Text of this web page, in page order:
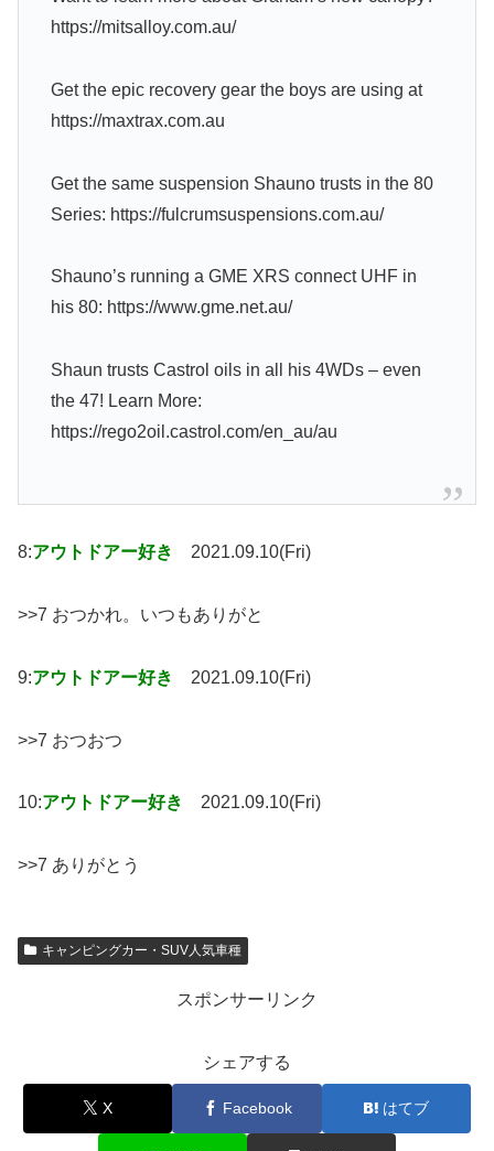
https://mitsalloy.com.au/
Get the epic recovery gear the boys are using at
https://maxtrax.com.au
Get the same suspension Shauno trusts in the 80
Series: https://fulcrumsuspensions.com.au/
Shauno’s running a GME XRS connect UHF in
his 80: https://www.gme.net.au/
Shaun trusts Castrol oils in all his 4WDs – even
the 47! Learn More:
https://rego2oil.castrol.com/en_au/au
8:アウトドアー好き 2021.09.10(Fri)
>>7 おつかれ。いつもありがと
9:アウトドアー好き 2021.09.10(Fri)
>>7 おつおつ
10:アウトドアー好き 2021.09.10(Fri)
>>7 ありがとう
キャンピングカー・SUV人気車種
スポンサーリンク
シェアする
X Facebook はてブ